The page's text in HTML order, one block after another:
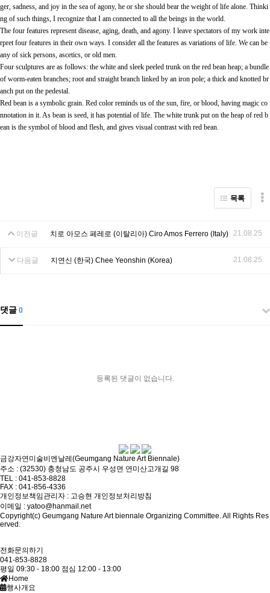
ger, sadness, and joy in the sea of agony, he or she should bear the weight of life alone. Thinki
ng of such things, I recognize that I am connected to all the beings in the world.
The four features represent disease, aging, death, and agony. I leave spectators of my work inte
rpret four features in their own ways. I consider all the features as variations of life. We can be
any of sick persons, ascetics, or old men.
Four sculptures are as follows: the white and sleek peeled trunk on the red bean heap; a bundle
of worm-eaten branches; root and straight branch linked by an iron pole; a thick and knotted br
anch put on the pedestal.
Red bean is a symbolic grain. Red color reminds us of the sun, fire, or blood, having magic co
nnotation in it. As bean is seed, it has potential of life. The white trunk put on the heap of red b
ean is the symbol of blood and flesh, and gives visual contrast with red bean.
목록
이전글 치로 아모스 페레로 (이탈리아) Ciro Amos Ferrero (Italy) 21.08.25
다음글 지연신 (한국) Chee Yeonshin (Korea) 21.08.25
댓글 0
등록된 댓글이 없습니다.
금강자연미술비엔날레(Geumgang Nature Art Biennale)
주소 : (32530) 충청남도 공주시 우성면 연미산고개길 98
TEL : 041-853-8828
FAX : 041-856-4336
개인정보책임관리자 : 고승현 개인정보처리방침
이메일 : yatoo@hanmail.net
Copyright(c) Geumgang Nature Art biennale Organizing Committee. All Rights Res
erved.
전화문의하기
041-853-8828
평일 09:30 - 18:00 점심 12:00 - 13:00
Home
행사개요